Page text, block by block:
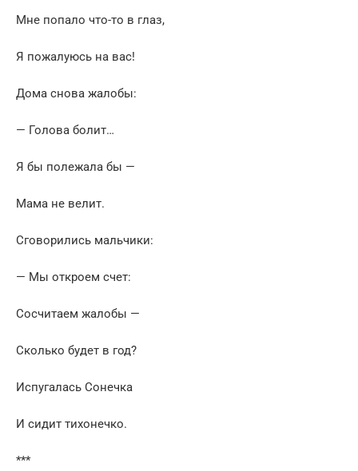
Мне попало что-то в глаз,
Я пожалуюсь на вас!
Дома снова жалобы:
— Голова болит…
Я бы полежала бы —
Мама не велит.
Сговорились мальчики:
— Мы откроем счет:
Сосчитаем жалобы —
Сколько будет в год?
Испугалась Сонечка
И сидит тихонечко.
***